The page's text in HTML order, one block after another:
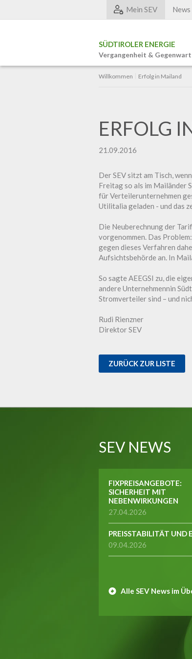
SÜDTIROLER ENERGIE
Vergangenheit & Gegenwart
Mein SEV News
Willkommen Erfolg in Mailand
ERFOLG
21.09.2016
Der SEV sitzt am Tisch,
Freitag so als im Mailänder
für Verteilerunternehmen
Utilitalia geladen - und das
Die Neuberechnung der
vorgenommen. Das
gegen dieses Verfahren
Aufsichtsbehörde an. In
So sagte AEEGSI zu, die
andere Unternehmennin
Stromverteiler sind – und
Rudi Rienzner
Direktor SEV
ZURÜCK ZUR LISTE
SEV NEWS
FIXPREISANGEBOTE:
SICHERHEIT MIT
NEBENWIRKUNGEN
27.04.2026
PREISSTABILITÄT UND
09.04.2026
Alle SEV News im